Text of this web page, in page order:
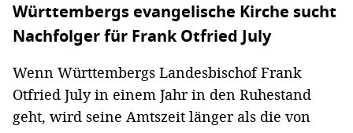
Württembergs evangelische Kirche sucht
Nachfolger für Frank Otfried July
Wenn Württembergs Landesbischof Frank
Otfried July in einem Jahr in den Ruhestand
geht, wird seine Amtszeit länger als die von